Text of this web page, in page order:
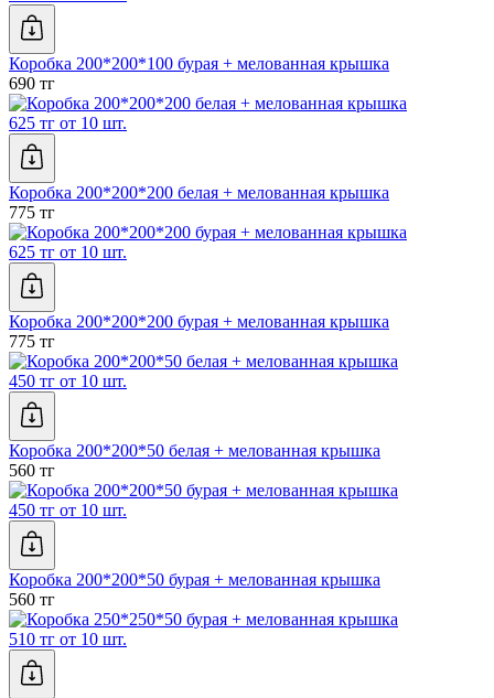
Коробка 200*200*100 бурая + мелованная крышка
690 тг
625 тг от 10 шт.
Коробка 200*200*200 белая + мелованная крышка
775 тг
625 тг от 10 шт.
Коробка 200*200*200 бурая + мелованная крышка
775 тг
450 тг от 10 шт.
Коробка 200*200*50 белая + мелованная крышка
560 тг
450 тг от 10 шт.
Коробка 200*200*50 бурая + мелованная крышка
560 тг
510 тг от 10 шт.